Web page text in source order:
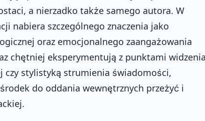
a nierzadko także samego autora. W
nabiera szczególnego znaczenia jako
oraz emocjonalnego zaangażowania
chętniej eksperymentują z punktami
stylistyką strumienia świadomości,
do oddania wewnętrznych przeżyć i